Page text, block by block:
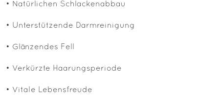
• Natürlichen Schlackenabbau
• Unterstützende Darmreinigung
• Glänzendes Fell
• Verkürzte Haarungsperiode
• Vitale Lebensfreude